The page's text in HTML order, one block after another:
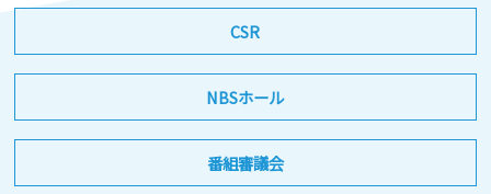
CSR
NBSホール
番組審議会